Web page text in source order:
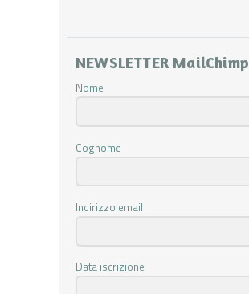
NEWSLETTER MailChimp
Nome
Cognome
Indirizzo email
Data iscrizione